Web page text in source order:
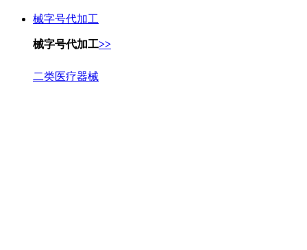
械字号代加工
械字号代加工>>
二类医疗器械